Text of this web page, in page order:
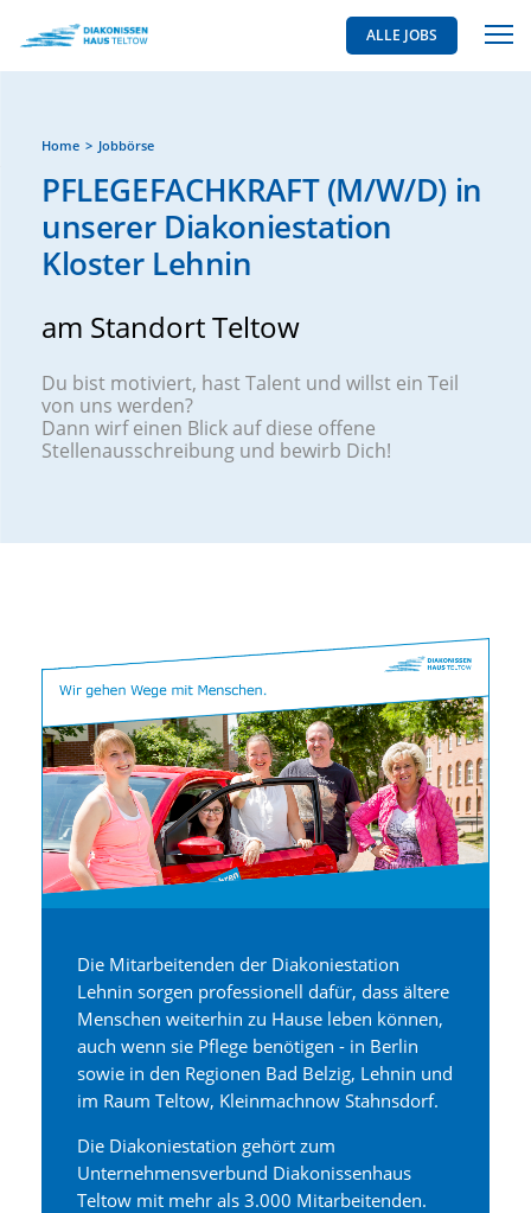
ALLE JOBS
Home Jobbörse
PFLEGEFACHKRAFT (M/W/D) in
unserer Diakoniestation
Kloster Lehnin
am Standort Teltow
Du bist motiviert, hast Talent und willst ein Teil
von uns werden?
Dann wirf einen Blick auf diese offene
Stellenausschreibung und bewirb Dich!
Die Mitarbeitenden der Diakoniestation
Lehnin sorgen professionell dafür, dass ältere
Menschen weiterhin zu Hause leben können,
auch wenn sie Pflege benötigen - in Berlin
sowie in den Regionen Bad Belzig, Lehnin und
im Raum Teltow, Kleinmachnow Stahnsdorf.
Die Diakoniestation gehört zum
Unternehmensverbund Diakonissenhaus
Teltow mit mehr als 3.000 Mitarbeitenden.